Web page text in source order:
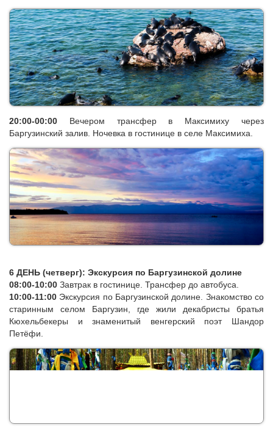
20:00-00:00 Вечером трансфер в Максимиху через
Баргузинский залив. Ночевка в гостинице в селе Максимиха.
6 ДЕНЬ (четверг): Экскурсия по Баргузинской долине
08:00-10:00 Завтрак в гостинице. Трансфер до автобуса.
10:00-11:00 Экскурсия по Баргузинской долине. Знакомство со
старинным селом Баргузин, где жили декабристы братья
Кюхельбекеры и знаменитый венгерский поэт Шандор
Петёфи.